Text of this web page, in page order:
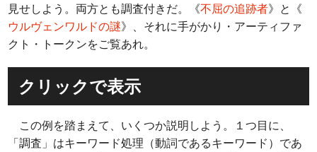
見せしよう。両方とも調査付きだ。《不屈の追跡者》と《
ウルヴェンワルドの謎》、それに手がかり・アーティファ
クト・トークンをご覧あれ。
クリックで表示
この例を踏まえて、いくつか説明しよう。１つ目に、
「調査」はキーワード処理（動詞であるキーワード）であ